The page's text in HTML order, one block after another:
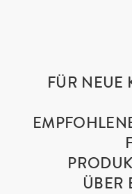
FÜR NEUE
ÜBER